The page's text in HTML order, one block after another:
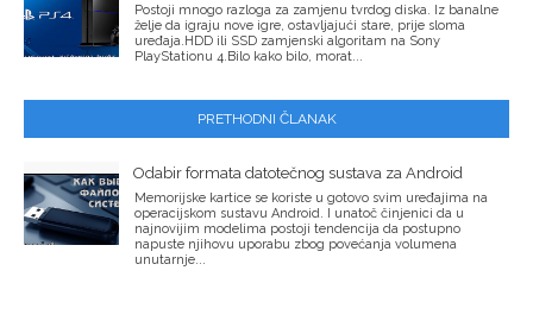
Postoji mnogo razloga za zamjenu tvrdog diska. Iz banalne
želje da igraju nove igre, ostavljajući stare, prije sloma
uređaja.HDD ili SSD zamjenski algoritam na Sony
PlayStationu 4.Bilo kako bilo, morat...
PRETHODNI ČLANAK
Odabir formata datotečnog sustava za Android
Memorijske kartice se koriste u gotovo svim uređajima na
operacijskom sustavu Android. I unatoč činjenici da u
najnovijim modelima postoji tendencija da postupno
napuste njihovu uporabu zbog povećanja volumena
unutarnje...